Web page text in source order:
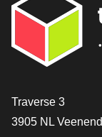
Traverse 3
3905 NL